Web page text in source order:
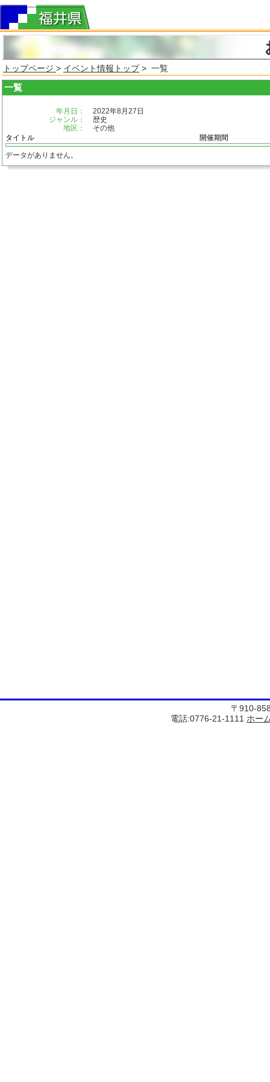
トップページ > イベント情報トップ> 一覧
一覧
年月日：
2022年8月27日
ジャンル：
歴史
地区：
その他
タイトル
開催期間
データがありません。
〒910-
電話:0776-21-1111 ホー